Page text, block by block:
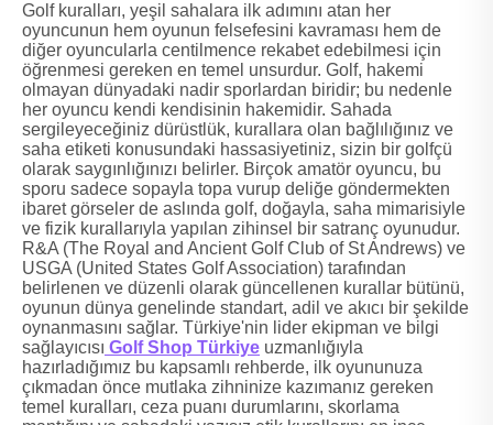
Golf kuralları, yeşil sahalara ilk adımını atan her
oyuncunun hem oyunun felsefesini kavraması hem de
diğer oyuncularla centilmence rekabet edebilmesi için
öğrenmesi gereken en temel unsurdur. Golf, hakemi
olmayan dünyadaki nadir sporlardan biridir; bu nedenle
her oyuncu kendi kendisinin hakemidir. Sahada
sergileyeceğiniz dürüstlük, kurallara olan bağlılığınız ve
saha etiketi konusundaki hassasiyetiniz, sizin bir golfçü
olarak saygınlığınızı belirler. Birçok amatör oyuncu, bu
sporu sadece sopayla topa vurup deliğe göndermekten
ibaret görseler de aslında golf, doğayla, saha mimarisiyle
ve fizik kurallarıyla yapılan zihinsel bir satranç oyunudur.
R&A (The Royal and Ancient Golf Club of St Andrews) ve
USGA (United States Golf Association) tarafından
belirlenen ve düzenli olarak güncellenen kurallar bütünü,
oyunun dünya genelinde standart, adil ve akıcı bir şekilde
oynanmasını sağlar. Türkiye'nin lider ekipman ve bilgi
sağlayıcısı Golf Shop Türkiye uzmanlığıyla
hazırladığımız bu kapsamlı rehberde, ilk oyununuza
çıkmadan önce mutlaka zihninize kazımanız gereken
temel kuralları, ceza puanı durumlarını, skorlama